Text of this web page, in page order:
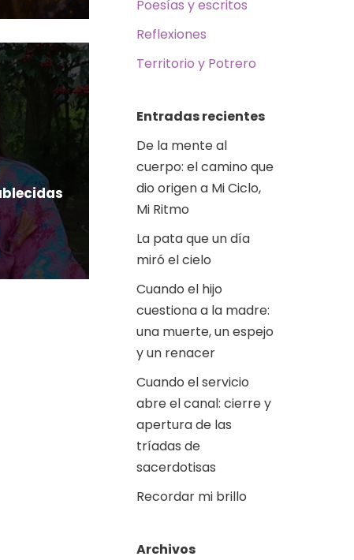
Poesías y escritos
Reflexiones
Territorio y Potrero
Entradas recientes
De la mente al
cuerpo: el camino que
dio origen a Mi Ciclo,
Mi Ritmo
La pata que un día
miró el cielo
Cuando el hijo
cuestiona a la madre:
una muerte, un espejo
y un renacer
Cuando el servicio
abre el canal: cierre y
apertura de las
tríadas de
sacerdotisas
Recordar mi brillo
Archivos